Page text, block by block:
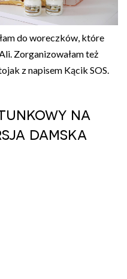
do woreczków, które
Zorganizowałam też
z napisem Kącik SOS.
na
damska